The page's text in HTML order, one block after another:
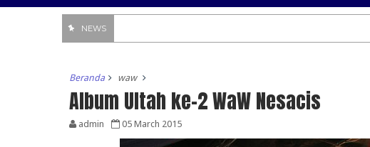
NEWS
Beranda waw
Album Ultah ke-2 WaW Nesacis
admin 05 March 2015